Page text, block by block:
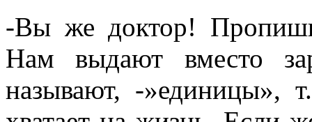
-Вы же доктор!
Нам выдают вместо
называют, -»единицы»,